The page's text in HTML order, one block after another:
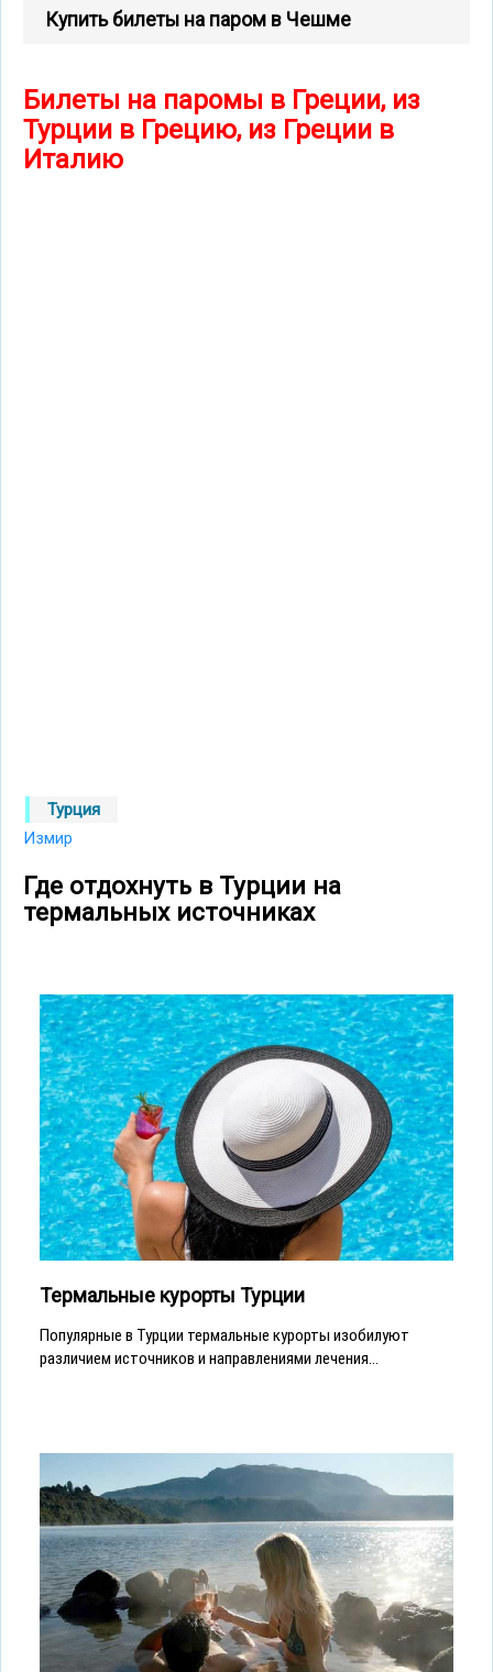
Купить билеты на паром в Чешме
Билеты на паромы в Греции, из
Турции в Грецию, из Греции в
Италию
Турция
Измир
Где отдохнуть в Турции на
термальных источниках
Термальные курорты Турции
Популярные в Турции термальные курорты изобилуют
различием источников и направлениями лечения...